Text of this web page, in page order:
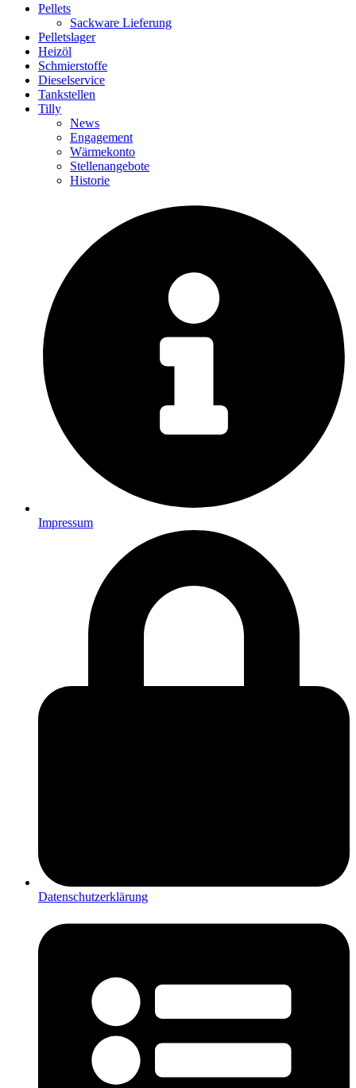
Pellets
Sackware Lieferung
Pelletslager
Heizöl
Schmierstoffe
Dieselservice
Tankstellen
Tilly
News
Engagement
Wärmekonto
Stellenangebote
Historie
Impressum
Datenschutzerklärung